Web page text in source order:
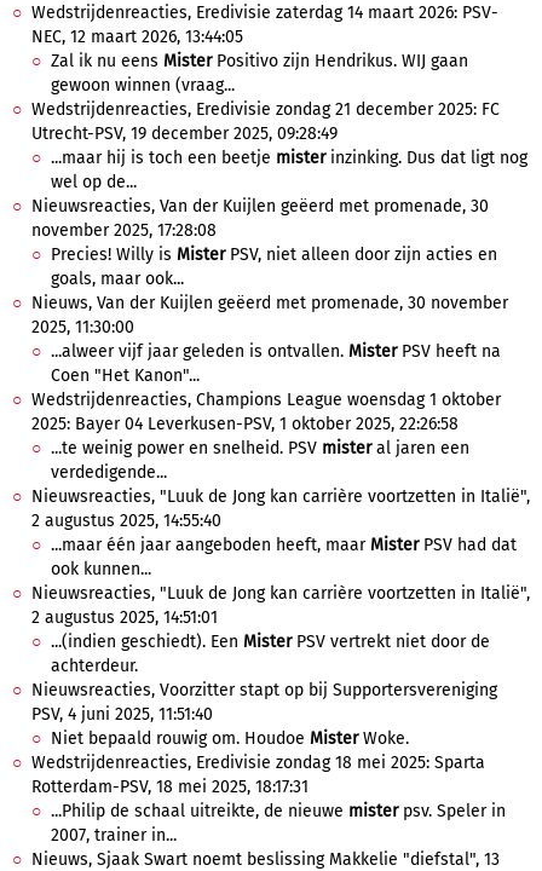
Wedstrijdenreacties, Eredivisie zaterdag 14 maart 2026: PSV-
NEC, 12 maart 2026, 13:44:05
Zal ik nu eens MisterPositivo zijn Hendrikus. WIJ gaan
gewoon winnen (vraag...
Wedstrijdenreacties, Eredivisie zondag 21 december 2025: FC
Utrecht-PSV, 19 december 2025, 09:28:49
...maar hij is toch een beetje misterinzinking. Dus dat ligt nog
wel op de...
Nieuwsreacties, Van der Kuijlen geëerd met promenade, 30
november 2025, 17:28:08
Precies! Willy is MisterPSV, niet alleen door zijn acties en
goals, maar ook...
Nieuws, Van der Kuijlen geëerd met promenade, 30 november
2025, 11:30:00
...alweer vijf jaar geleden is ontvallen. MisterPSV heeft na
Coen "Het Kanon"...
Wedstrijdenreacties, Champions League woensdag 1 oktober
2025: Bayer 04 Leverkusen-PSV, 1 oktober 2025, 22:26:58
...te weinig power en snelheid. PSV misteral jaren een
verdedigende...
Nieuwsreacties, "Luuk de Jong kan carrière voortzetten in Italië",
2 augustus 2025, 14:55:40
...maar één jaar aangeboden heeft, maarMisterPSV had dat
ook kunnen...
Nieuwsreacties, "Luuk de Jong kan carrière voortzetten in Italië",
2 augustus 2025, 14:51:01
...(indien geschiedt). Een MisterPSV vertrekt niet door de
achterdeur.
Nieuwsreacties, Voorzitter stapt op bij Supportersvereniging
PSV, 4 juni 2025, 11:51:40
Niet bepaald rouwig om. Houdoe MisterWoke.
Wedstrijdenreacties, Eredivisie zondag 18 mei 2025: Sparta
Rotterdam-PSV, 18 mei 2025, 18:17:31
...Philip de schaal uitreikte, de nieuwe misterpsv. Speler in
2007, trainer in...
Nieuws, Sjaak Swart noemt beslissing Makkelie "diefstal", 13